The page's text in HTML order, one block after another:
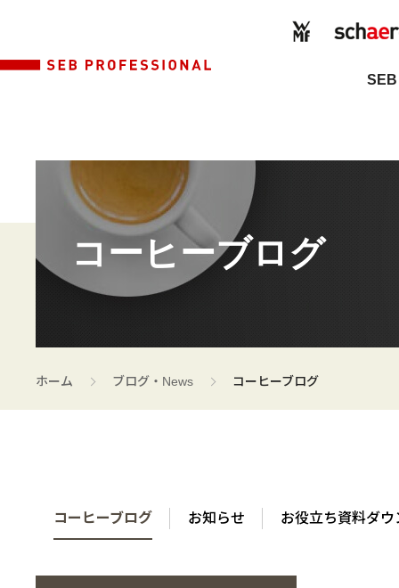
コーヒーブログ
ホーム ブログ・News コーヒーブログ
コーヒーブログ お知らせ お役立ち資料ダウ